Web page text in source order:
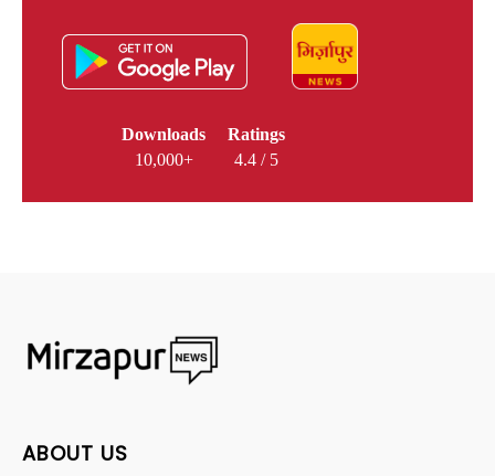
Downloads
10,000+
Ratings
4.4 / 5
ABOUT US